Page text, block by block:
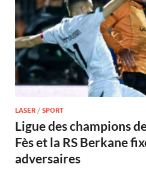
LASER / SPORT
Ligue des champions
Fès et la RS Berkane
adversaires